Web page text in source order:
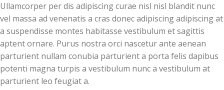
Ullamcorper per dis adipiscing curae nisl nisl blandit nunc
vel massa ad venenatis a cras donec adipiscing adipiscing at
a suspendisse montes habitasse vestibulum et sagittis
aptent ornare. Purus nostra orci nascetur ante aenean
parturient nullam conubia parturient a porta felis dapibus
potenti magna turpis a vestibulum nunc a vestibulum at
parturient leo feugiat a.